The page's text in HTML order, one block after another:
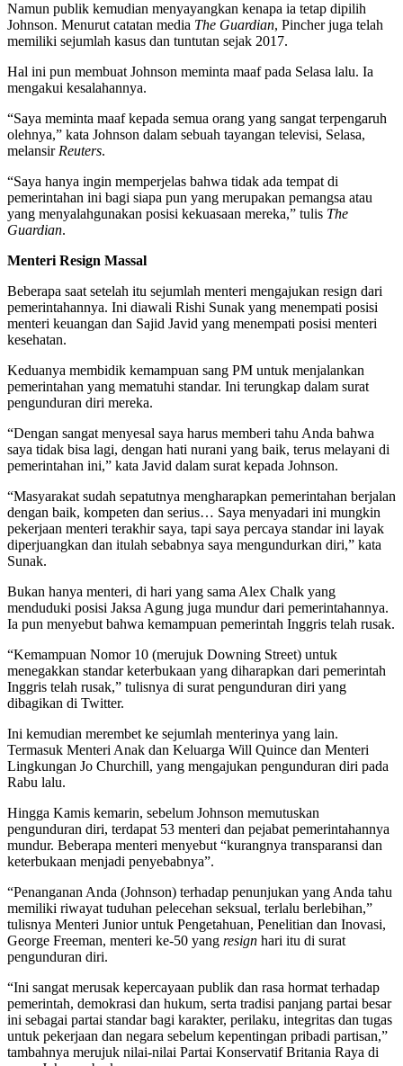
Namun publik kemudian menyayangkan kenapa ia tetap dipilih
Johnson. Menurut catatan media The Guardian, Pincher juga telah
memiliki sejumlah kasus dan tuntutan sejak 2017.
Hal ini pun membuat Johnson meminta maaf pada Selasa lalu. Ia
mengakui kesalahannya.
“Saya meminta maaf kepada semua orang yang sangat terpengaruh
olehnya,” kata Johnson dalam sebuah tayangan televisi, Selasa,
melansir Reuters.
“Saya hanya ingin memperjelas bahwa tidak ada tempat di
pemerintahan ini bagi siapa pun yang merupakan pemangsa atau
yang menyalahgunakan posisi kekuasaan mereka,” tulis The
Guardian.
Menteri Resign Massal
Beberapa saat setelah itu sejumlah menteri mengajukan resign dari
pemerintahannya. Ini diawali Rishi Sunak yang menempati posisi
menteri keuangan dan Sajid Javid yang menempati posisi menteri
kesehatan.
Keduanya membidik kemampuan sang PM untuk menjalankan
pemerintahan yang mematuhi standar. Ini terungkap dalam surat
pengunduran diri mereka.
“Dengan sangat menyesal saya harus memberi tahu Anda bahwa
saya tidak bisa lagi, dengan hati nurani yang baik, terus melayani di
pemerintahan ini,” kata Javid dalam surat kepada Johnson.
“Masyarakat sudah sepatutnya mengharapkan pemerintahan berjalan
dengan baik, kompeten dan serius… Saya menyadari ini mungkin
pekerjaan menteri terakhir saya, tapi saya percaya standar ini layak
diperjuangkan dan itulah sebabnya saya mengundurkan diri,” kata
Sunak.
Bukan hanya menteri, di hari yang sama Alex Chalk yang
menduduki posisi Jaksa Agung juga mundur dari pemerintahannya.
Ia pun menyebut bahwa kemampuan pemerintah Inggris telah rusak.
“Kemampuan Nomor 10 (merujuk Downing Street) untuk
menegakkan standar keterbukaan yang diharapkan dari pemerintah
Inggris telah rusak,” tulisnya di surat pengunduran diri yang
dibagikan di Twitter.
Ini kemudian merembet ke sejumlah menterinya yang lain.
Termasuk Menteri Anak dan Keluarga Will Quince dan Menteri
Lingkungan Jo Churchill, yang mengajukan pengunduran diri pada
Rabu lalu.
Hingga Kamis kemarin, sebelum Johnson memutuskan
pengunduran diri, terdapat 53 menteri dan pejabat pemerintahannya
mundur. Beberapa menteri menyebut “kurangnya transparansi dan
keterbukaan menjadi penyebabnya”.
“Penanganan Anda (Johnson) terhadap penunjukan yang Anda tahu
memiliki riwayat tuduhan pelecehan seksual, terlalu berlebihan,”
tulisnya Menteri Junior untuk Pengetahuan, Penelitian dan Inovasi,
George Freeman, menteri ke-50 yang resign hari itu di surat
pengunduran diri.
“Ini sangat merusak kepercayaan publik dan rasa hormat terhadap
pemerintah, demokrasi dan hukum, serta tradisi panjang partai besar
ini sebagai partai standar bagi karakter, perilaku, integritas dan tugas
untuk pekerjaan dan negara sebelum kepentingan pribadi partisan,”
tambahnya merujuk nilai-nilai Partai Konservatif Britania Raya di